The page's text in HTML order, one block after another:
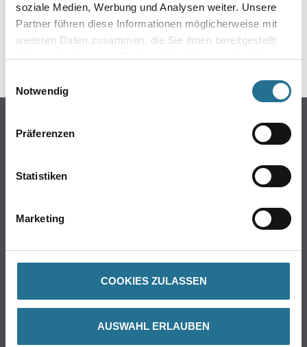
soziale Medien, Werbung und Analysen weiter. Unsere
Partner führen diese Informationen möglicherweise mit
weiteren Daten zusammen, die Sie ihnen bereitgestellt
haben oder die sie im Rahmen Ihrer Nutzung der Dienste
Notwendig
Präferenzen
Statistiken
Marketing
COOKIES ZULASSEN
AUSWAHL ERLAUBEN
DATENBLÄTTER
SPEZIFIKATIONEN
Trockenbau
Bodenbeläge
Werkzeug & Maschinen
Verbrauchsmaterialien
Angebote